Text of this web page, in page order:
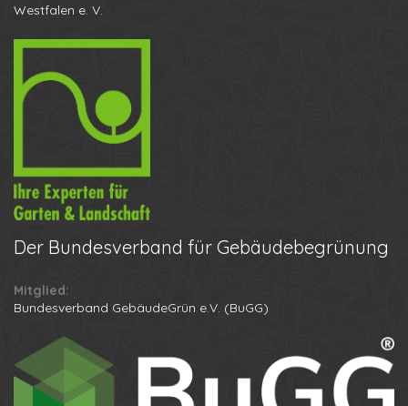
Westfalen e. V.
Der Bundesverband für Gebäudebegrünung
Mitglied:
Bundesverband GebäudeGrün e.V. (BuGG)